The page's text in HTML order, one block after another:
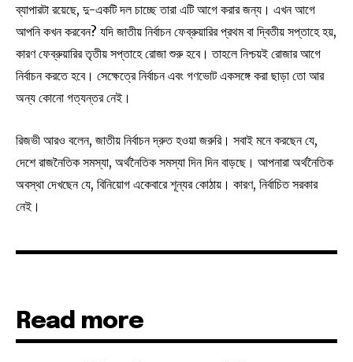
ব্যাপারটা রয়েছে, দু-একটি দল চাচ্ছে তারা এটি আগে করার জন্য। এখন আগে
আপনি কখন করবেন? যদি জাতীয় নির্বাচন ফেব্রুয়ারির প্রথম বা দ্বিতীয় সপ্তাহে হয়,
কারণ ফেব্রুয়ারির তৃতীয় সপ্তাহে রোজা শুরু হবে। তাহলে নিশ্চয়ই রোজার আগে
নির্বাচন করতে হবে। সেক্ষেত্রে নির্বাচন এবং গণভোট একসঙ্গে করা ছাড়া তো আর
অন্য কোনো গত্যন্তর নেই।
রিজভী আরও বলেন, জাতীয় নির্বাচন দ্রুত হওয়া জরুরি। সবাই মনে করছেন যে,
দেশে রাজনৈতিক সমস্যা, অর্থনৈতিক সমস্যা দিন দিন বাড়ছে। আপনারা অর্থনৈতিক
অবস্থা দেখছেন যে, বিনিয়োগ একেবারে শূন্যর কোঠায়। কারণ, নির্বাচিত সরকার
নেই।
Read more